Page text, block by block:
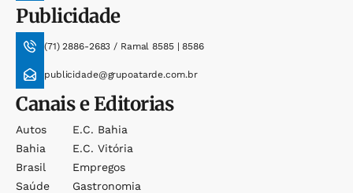
Publicidade
(71) 2886-2683 / Ramal 8585 | 8586
publicidade@grupoatarde.com.br
Canais e Editorias
Autos
Bahia
Brasil
Saúde
E.c. Bahia
E.c. Vitória
Empregos
Gastronomia